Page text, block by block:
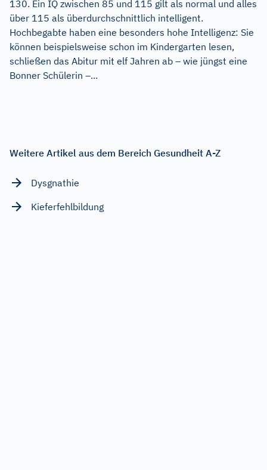
130. Ein IQ zwischen 85 und 115 gilt als normal und alles
über 115 als überdurchschnittlich intelligent.
Hochbegabte haben eine besonders hohe Intelligenz: Sie
können beispielsweise schon im Kindergarten lesen,
schließen das Abitur mit elf Jahren ab – wie jüngst eine
Bonner Schülerin –...
Weitere Artikel aus dem Bereich Gesundheit A-Z
Dysgnathie
Kieferfehlbildung